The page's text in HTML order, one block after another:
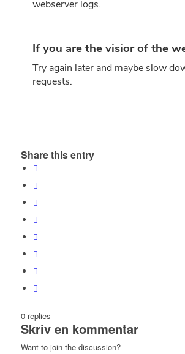
Share this entry
0 replies
Skriv en kommentar
Want to join the discussion?